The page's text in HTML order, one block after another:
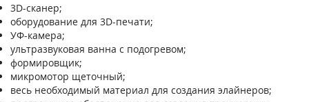
3D-cканер;
оборудование для 3D-печати;
УФ-камера;
ультразвуковая ванна с подогревом;
формировщик;
микромотор щеточный;
весь необходимый материал для создания элайнеров;